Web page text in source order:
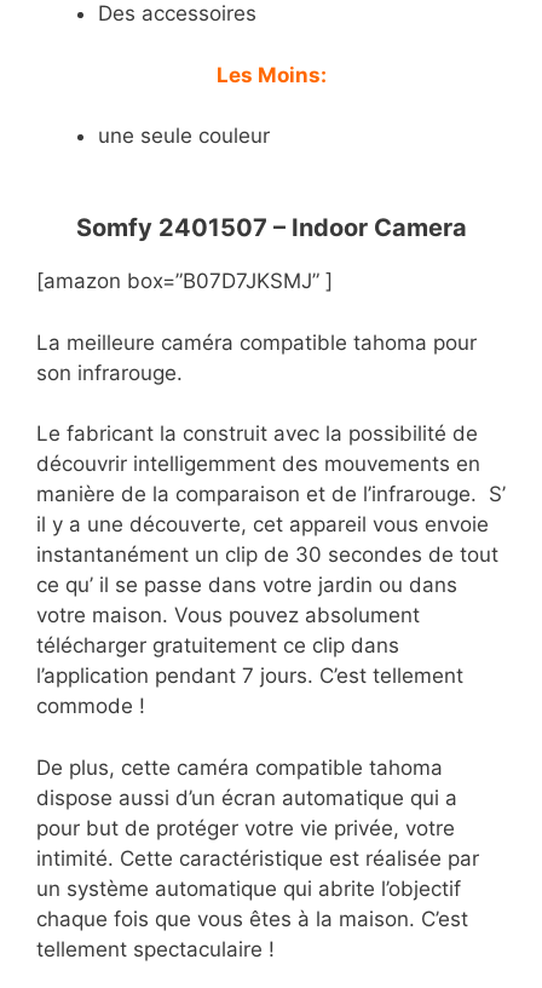
Des accessoires
Les Moins:
une seule couleur
Somfy 2401507 – Indoor Camera
[amazon box=”B07D7JKSMJ” ]
La meilleure caméra compatible tahoma pour
son infrarouge.
Le fabricant la construit avec la possibilité de
découvrir intelligemment des mouvements en
manière de la comparaison et de l’infrarouge. S’
il y a une découverte, cet appareil vous envoie
instantanément un clip de 30 secondes de tout
ce qu’ il se passe dans votre jardin ou dans
votre maison. Vous pouvez absolument
télécharger gratuitement ce clip dans
l’application pendant 7 jours. C’est tellement
commode !
De plus, cette caméra compatible tahoma
dispose aussi d’un écran automatique qui a
pour but de protéger votre vie privée, votre
intimité. Cette caractéristique est réalisée par
un système automatique qui abrite l’objectif
chaque fois que vous êtes à la maison. C’est
tellement spectaculaire !